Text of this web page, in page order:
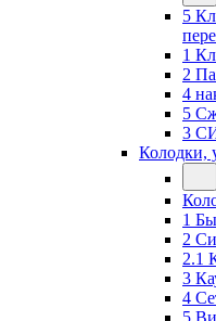
5
1
2
4
5
3
Колодки,
1
2
2.1
3
4
5